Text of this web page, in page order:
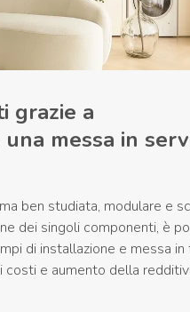
grazie a
messa in
ben studiata, modulare e
dei singoli componenti, è
di installazione e messa in
costi e aumento della